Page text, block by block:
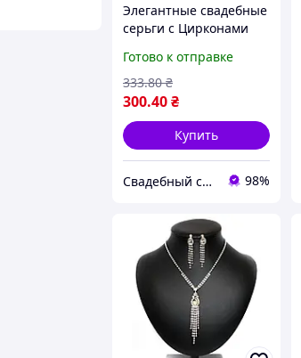
Элегантные свадебные
серьги с Цирконами
Готово к отправке
300.40₴
333.80 ₴
Купить
Свадебный салон "ПРИНЦЕССА" 98%